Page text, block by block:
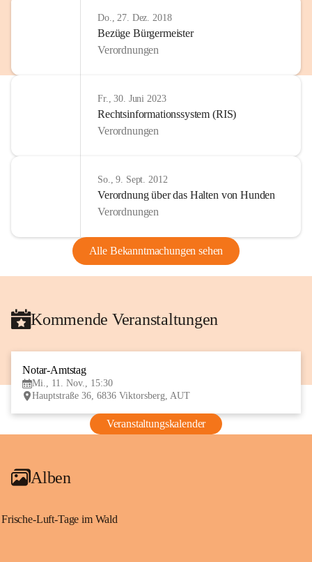
Do., 27. Dez. 2018
Bezüge Bürgermeister
Verordnungen
Fr., 30. Juni 2023
Rechtsinformationssystem (RIS)
Verordnungen
So., 9. Sept. 2012
Verordnung über das Halten von Hunden
Verordnungen
Alle Bekanntmachungen sehen
Kommende Veranstaltungen
Notar-Amtstag
Mi., 11. Nov., 15:30
Hauptstraße 36, 6836 Viktorsberg, AUT
Veranstaltungskalender
Alben
Frische-Luft-Tage im Wald